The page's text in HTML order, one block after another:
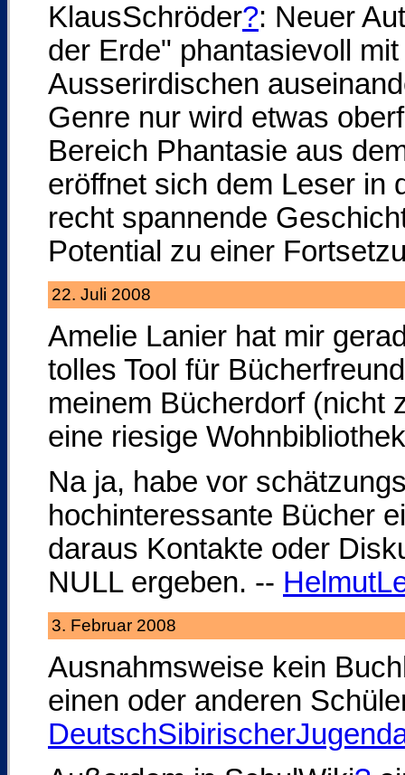
KlausSchröder?: Neuer
der Erde" phantasievoll
Ausserirdischen
Genre nur wird etwas
Bereich Phantasie aus
eröffnet sich dem Leser in
recht spannende
Potential zu einer
22. Juli 2008
Amelie Lanier hat mir
tolles Tool für
meinem Bücherdorf (nicht
eine riesige
Na ja, habe vor
hochinteressante Bücher
daraus Kontakte oder
NULL ergeben. --
3. Februar 2008
Ausnahmsweise kein
einen oder anderen